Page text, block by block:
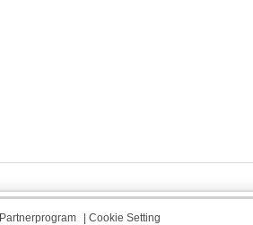
Partnerprogram Cookie Setting